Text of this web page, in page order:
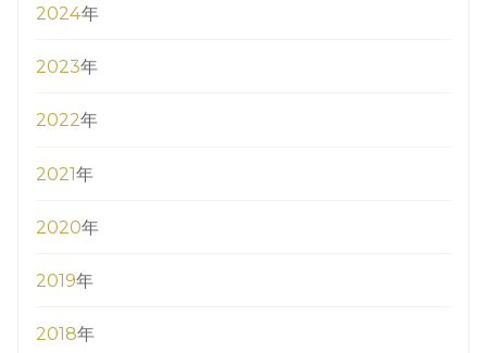
2024年
2023年
2022年
2021年
2020年
2019年
2018年